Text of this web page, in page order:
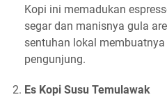
Kopi ini memadukan
segar dan manisnya gula
sentuhan lokal
pengunjung.
Es Kopi Susu Temulawak